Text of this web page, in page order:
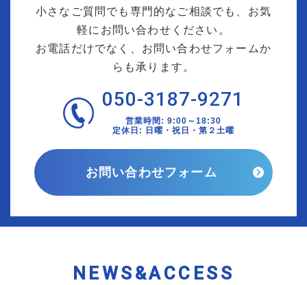
小さなご質問でも専門的なご相談でも、お気
軽にお問い合わせください。
お電話だけでなく、お問い合わせフォームか
らも承ります。
050-3187-9271
営業時間: 9:00～18:30
定休日: 日曜・祝日・第２土曜
お問い合わせフォーム
NEWS&ACCESS